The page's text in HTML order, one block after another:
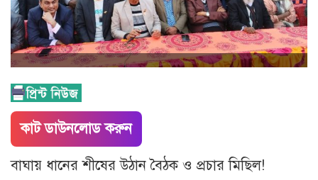
কাট ডাউনলোড করুন
বাঘায় ধানের শীষের উঠান বৈঠক ও প্রচার মিছিল!